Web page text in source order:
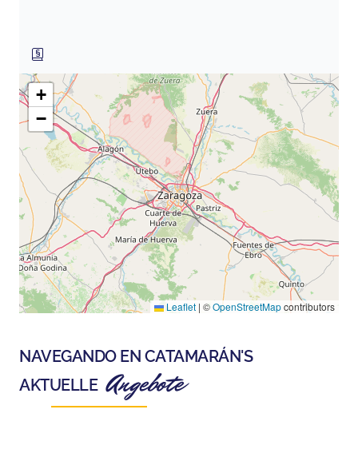
+
−
Leaflet | ©OpenStreetMapcontributors
NAVEGANDO EN CATAMARÁN'S
AKTUELLE Angebote